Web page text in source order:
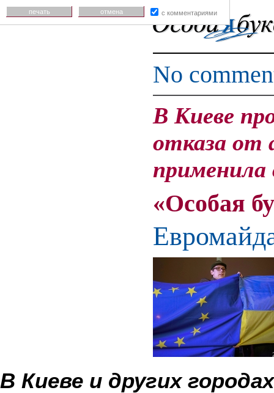
No
В Киеве
отказа от
применила
«Особая
В Киеве и других
печать отмена с комментариями